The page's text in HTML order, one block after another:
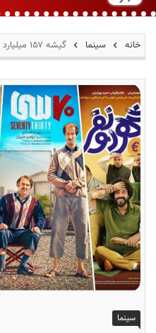
ر
م
ز
خانه سینما گیشه ۱۵۷ میلیارد تومانی سینماها در بهمن‌ماه ۱۴۰۳
سینما